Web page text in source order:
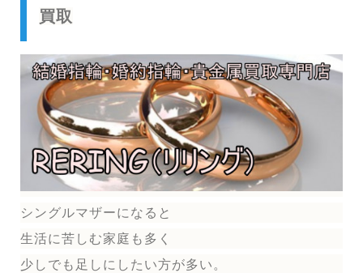
買取
シングルマザーになると
生活に苦しむ家庭も多く
少しでも足しにしたい方が多い。